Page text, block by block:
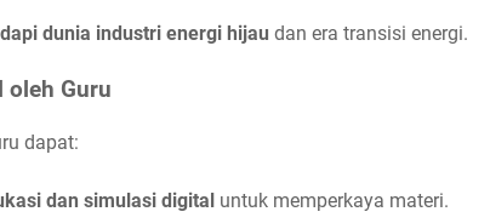
dunia industri energi hijau dan era transisi energi.
oleh Guru
dapat:
dan simulasi digital untuk memperkaya materi.